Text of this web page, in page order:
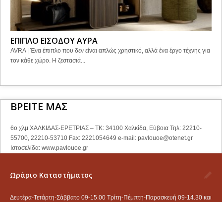
ΕΠΙΠΛΟ ΕΙΣΟΔΟΥ ΑΥΡΑ
AVRA | Ένα έπιπλο που δεν είναι απλώς χρηστικό, αλλά ένα έργο τέχνης για
τον κάθε χώρο. Η ζεστασιά...
ΒΡΕΙΤΕ ΜΑΣ
6ο χλμ ΧΑΛΚΙΔΑΣ-ΕΡΕΤΡΙΑΣ – ΤΚ: 34100 Χαλκίδα, Εύβοια Τηλ: 22210-
55700, 22210-53710 Fax: 2221054649 e-mail: pavlouoe@otenet.gr
Ιστοσελίδα: www.pavlouoe.gr
Ωράριο Καταστήματος
Δευτέρα-Τετάρτη-Σάββατο 09-15.00 Τρίτη-Πέμπτη-Παρασκευή 09-14.30 και